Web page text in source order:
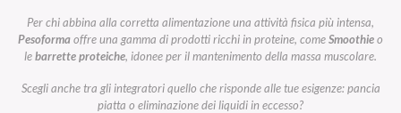
Per chi abbina alla corretta alimentazione una attività fisica più intensa,
Pesoformaoffre una gamma di prodotti ricchi in proteine, comeSmoothieo
lebarrette proteiche, idonee per il mantenimento della massa muscolare.
Scegli anche tra gli integratori quello che risponde alle tue esigenze: pancia
piatta o eliminazione dei liquidi in eccesso?